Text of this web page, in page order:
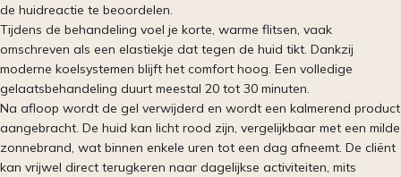
de huidreactie te beoordelen.
Tijdens de behandeling voel je korte, warme flitsen, vaak
omschreven als een elastiekje dat tegen de huid tikt. Dankzij
moderne koelsystemen blijft het comfort hoog. Een volledige
gelaatsbehandeling duurt meestal 20 tot 30 minuten.
Na afloop wordt de gel verwijderd en wordt een kalmerend product
aangebracht. De huid kan licht rood zijn, vergelijkbaar met een milde
zonnebrand, wat binnen enkele uren tot een dag afneemt. De cliënt
kan vrijwel direct terugkeren naar dagelijkse activiteiten, mits